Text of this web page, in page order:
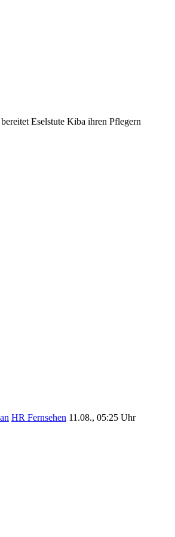
Eselstute Kiba ihren Pflegern
HR Fernsehen 11.08., 05:25 Uhr